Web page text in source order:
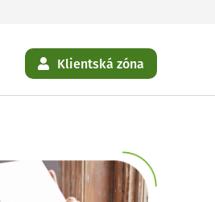
Klientská zóna